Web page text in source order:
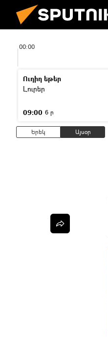
00:00
Ուղիղ եթեր
Լուրեր
09:00 6 ր
Երեկ Այսօր